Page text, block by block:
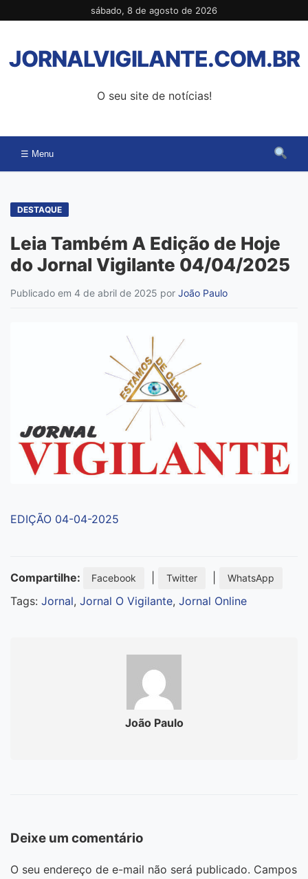
para
conteúdo
sábado, 8 de agosto de 2026
JORNALVIGILANTE.COM.BR
O seu site de notícias!
☰ Menu
DESTAQUE
Leia Também A Edição de Hoje
do Jornal Vigilante 04/04/2025
Publicado em 4 de abril de 2025 por João Paulo
EDIÇÃO 04-04-2025
Compartilhe: Facebook Twitter WhatsApp
Tags: Jornal, Jornal O Vigilante, Jornal Online
João Paulo
Deixe um comentário
O seu endereço de e-mail não será publicado. Campos